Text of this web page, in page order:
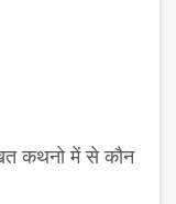
कथनो में से कौन